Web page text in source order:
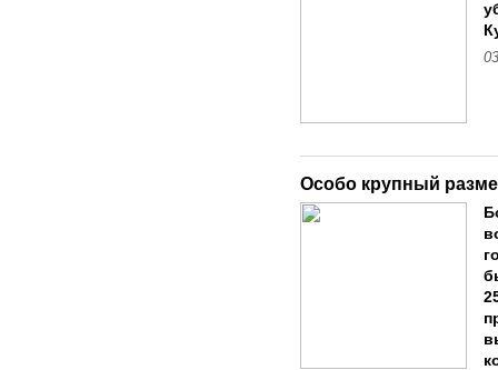
Особо крупный